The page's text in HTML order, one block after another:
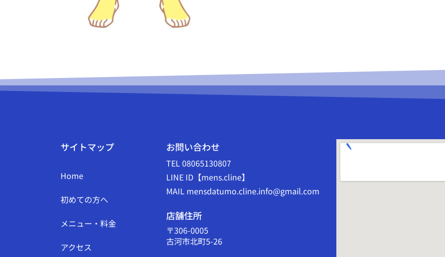
サイトマップ
Home
初めての方へ
メニュー・料金
アクセス
お問い合わせ
TEL 08065130807
LINE ID【mens.cline】
MAIL mensdatumo.cline.info@gmail.com
店舗住所
〒306-0005
古河市北町5-26